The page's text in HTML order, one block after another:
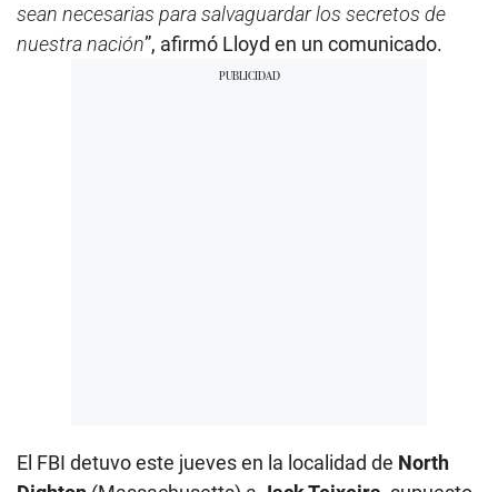
sean necesarias para salvaguardar los secretos de
nuestra nación”, afirmó Lloyd en un comunicado.
El FBI detuvo este jueves en la localidad de North